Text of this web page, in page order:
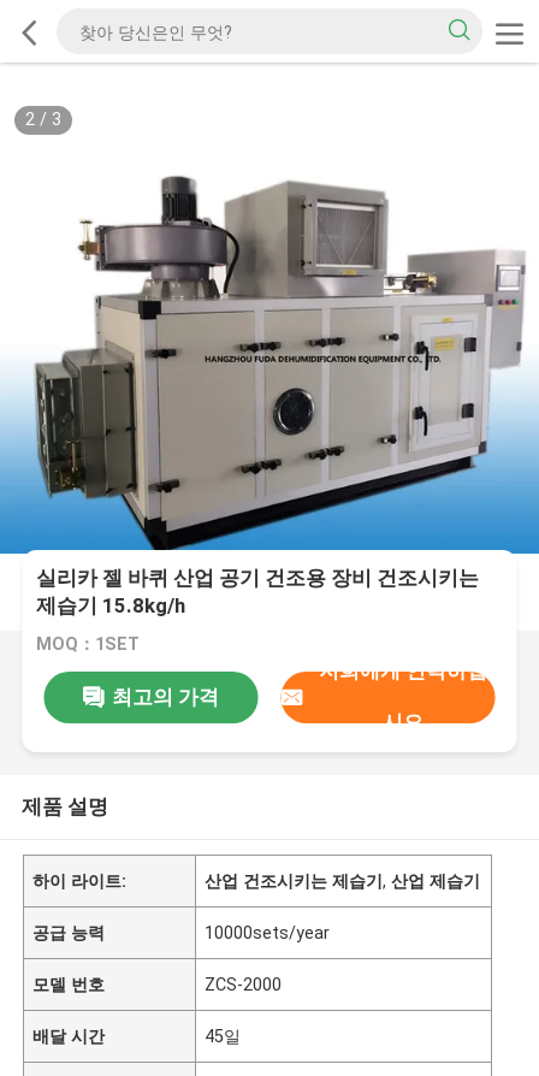
2/ 3
실리카 젤 바퀴 산업 공기 건조용 장비 건조시키는
제습기 15.8kg/h
MOQ：1SET
최고의 가격
저희에게 연락하십
시오
제품 설명
하이 라이트: 산업 건조시키는 제습기,산업 제습기
공급 능력 10000sets/year
모델 번호 ZCS-2000
배달 시간 45일